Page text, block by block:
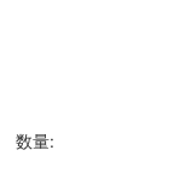
数量: